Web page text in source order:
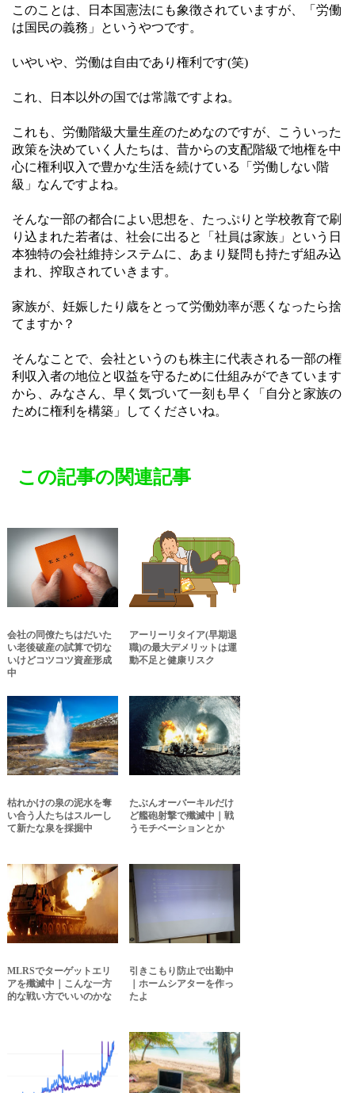
このことは、日本国憲法にも象徴されていますが、「労働
は国民の義務」というやつです。
いやいや、労働は自由であり権利です(笑)
これ、日本以外の国では常識ですよね。
これも、労働階級大量生産のためなのですが、こういった
政策を決めていく人たちは、昔からの支配階級で地権を中
心に権利収入で豊かな生活を続けている「労働しない階
級」なんですよね。
そんな一部の都合によい思想を、たっぷりと学校教育で刷
り込まれた若者は、社会に出ると「社員は家族」という日
本独特の会社維持システムに、あまり疑問も持たず組み込
まれ、搾取されていきます。
家族が、妊娠したり歳をとって労働効率が悪くなったら捨
てますか？
そんなことで、会社というのも株主に代表される一部の権
利収入者の地位と収益を守るために仕組みができています
から、みなさん、早く気づいて一刻も早く「自分と家族の
ために権利を構築」してくださいね。
この記事の関連記事
会社の同僚たちはだいた
い老後破産の試算で切な
いけどコツコツ資産形成
中
アーリーリタイア(早期退
職)の最大デメリットは運
動不足と健康リスク
枯れかけの泉の泥水を奪
い合う人たちはスルーし
て新たな泉を採掘中
たぶんオーバーキルだけ
ど艦砲射撃で殲滅中｜戦
うモチベーションとか
MLRSでターゲットエリ
アを殲滅中｜こんな一方
的な戦い方でいいのかな
引きこもり防止で出勤中
｜ホームシアターを作っ
たよ